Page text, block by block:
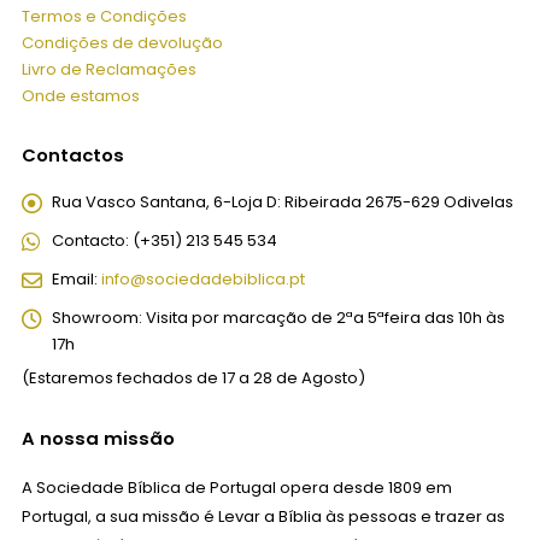
Termos e Condições
Condições de devolução
Livro de Reclamações
Onde estamos
Contactos
Rua Vasco Santana, 6-Loja D: Ribeirada 2675-629 Odivelas
Contacto: (+351) 213 545 534
Email: info@sociedadebiblica.pt
Showroom: Visita por marcação de 2ªa 5ªfeira das 10h às
17h
(Estaremos fechados de 17 a 28 de Agosto)
A nossa missão
A Sociedade Bíblica de Portugal opera desde 1809 em
Portugal, a sua missão é Levar a Bíblia às pessoas e trazer as